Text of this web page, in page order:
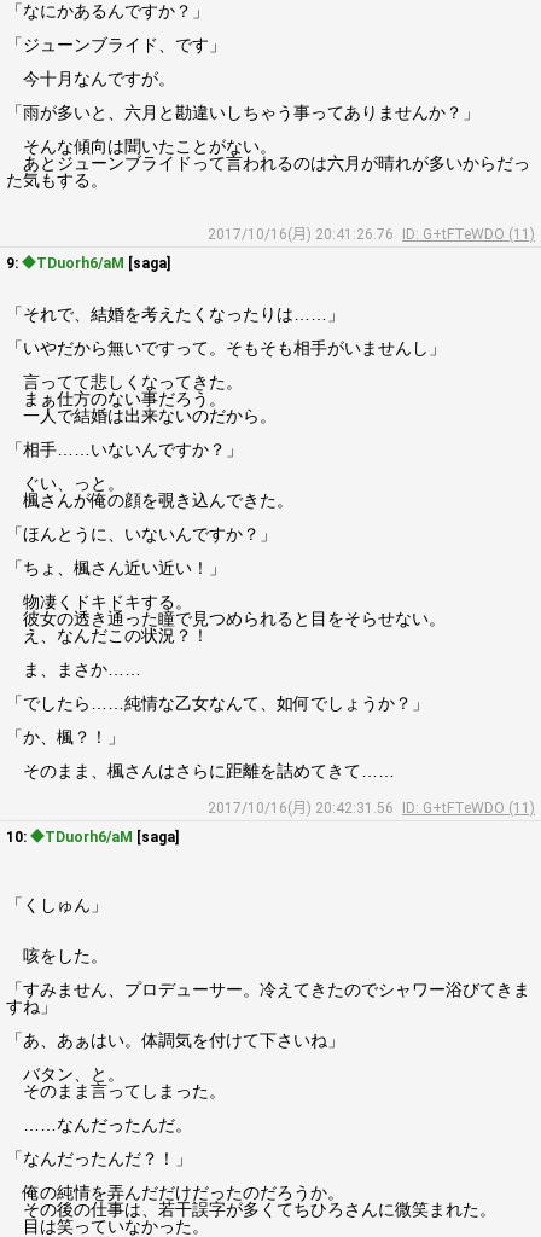
「なにかあるんですか？」
「ジューンブライド、です」
今十月なんですが。
「雨が多いと、六月と勘違いしちゃう事ってありませんか？」
そんな傾向は聞いたことがない。
あとジューンブライドって言われるのは六月が晴れが多いからだっ
た気もする。
2017/10/16(月) 20:41:26.76
ID: G+tFTeWDO (11)
9: ◆TDuorh6/aM [saga]
「それで、結婚を考えたくなったりは……」
「いやだから無いですって。そもそも相手がいませんし」
言ってて悲しくなってきた。
まぁ仕方のない事だろう。
一人で結婚は出来ないのだから。
「相手……いないんですか？」
ぐい、っと。
楓さんが俺の顔を覗き込んできた。
「ほんとうに、いないんですか？」
「ちょ、楓さん近い近い！」
物凄くドキドキする。
彼女の透き通った瞳で見つめられると目をそらせない。
え、なんだこの状況？！
ま、まさか……
「でしたら……純情な乙女なんて、如何でしょうか？」
「か、楓？！」
そのまま、楓さんはさらに距離を詰めてきて……
2017/10/16(月) 20:42:31.56
ID: G+tFTeWDO (11)
10: ◆TDuorh6/aM [saga]
「くしゅん」
咳をした。
「すみません、プロデューサー。冷えてきたのでシャワー浴びてきま
すね」
「あ、あぁはい。体調気を付けて下さいね」
バタン、と。
そのまま言ってしまった。
……なんだったんだ。
「なんだったんだ？！」
俺の純情を弄んだだけだったのだろうか。
その後の仕事は、若干誤字が多くてちひろさんに微笑まれた。
目は笑っていなかった。